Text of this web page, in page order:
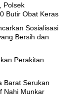
Polsek
Butir Obat Keras
Sosialisasi
Bersih dan
Perakitan
Barat Serukan
Nahi Munkar